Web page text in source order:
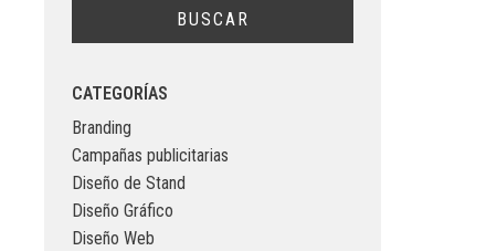
CATEGORÍAS
Branding
Campañas publicitarias
Diseño de Stand
Diseño Gráfico
Diseño Web